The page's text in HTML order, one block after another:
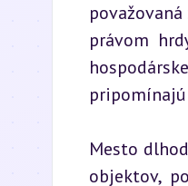
právom
pripomínajú
Mesto
objektov,